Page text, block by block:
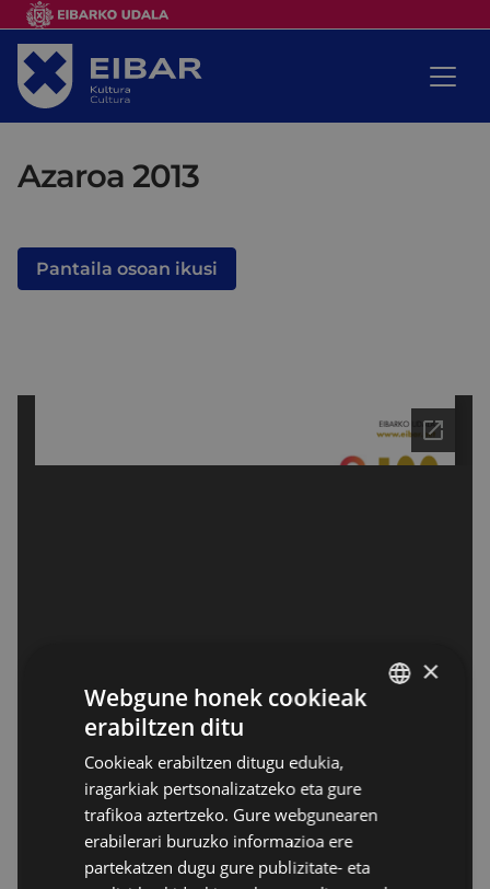
Azaroa 2013
Pantaila osoan ikusi
×
Webgune honek cookieak
erabiltzen ditu
Cookieak erabiltzen ditugu edukia,
iragarkiak pertsonalizatzeko eta gure
trafikoa aztertzeko. Gure webgunearen
erabilerari buruzko informazioa ere
partekatzen dugu gure publizitate- eta